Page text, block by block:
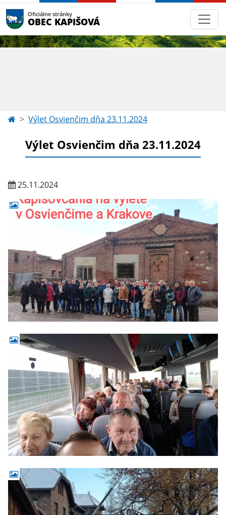
Oficiálne stránky
OBEC KAPIŠOVÁ
Výlet Osvienčim dňa 23.11.2024
Výlet Osvienčim dňa 23.11.2024
25.11.2024